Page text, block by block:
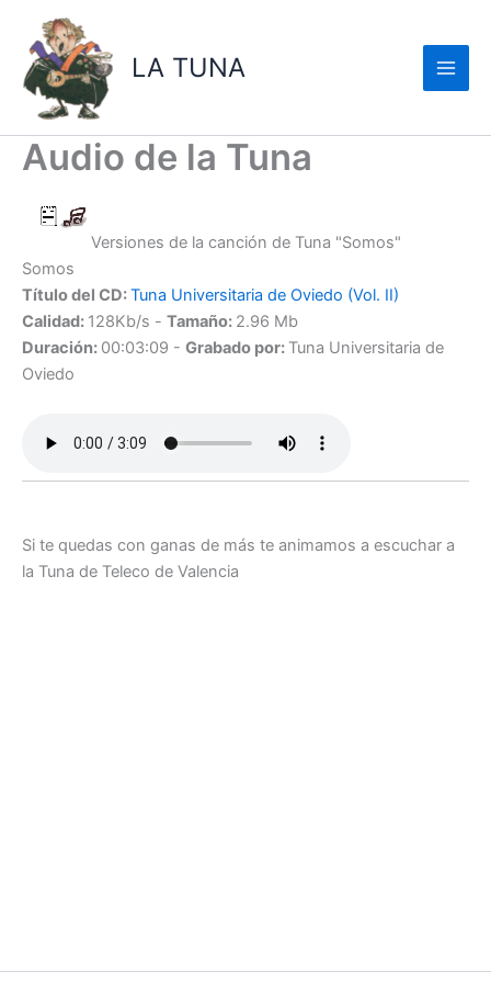
contenido
LA TUNA
Audio de la Tuna
Versiones de la canción de Tuna "Somos"
Somos
Título del CD:Tuna Universitaria de Oviedo (Vol. II)
Calidad: 128Kb/s - Tamaño: 2.96 Mb
Duración: 00:03:09 - Grabado por: Tuna Universitaria de
Oviedo
Si te quedas con ganas de más te animamos a escuchar a
la Tuna de Teleco de Valencia